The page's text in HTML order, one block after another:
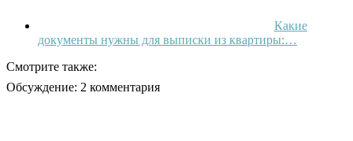
Какие
документы нужны для выписки из квартиры:…
Смотрите также:
Обсуждение: 2 комментария